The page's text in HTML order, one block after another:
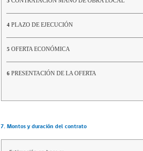
4 PLAZO DE EJECUCIÓN
5 OFERTA ECONÓMICA
6 PRESENTACIÓN DE LA OFERTA
7. Montos y duración del contrato